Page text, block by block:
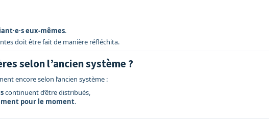
eux‑mêmes.
doit être fait de manière réfléchita.
selon l’ancien système ?
encore selon l’ancien système :
continuent d’être distribués,
pour le moment.